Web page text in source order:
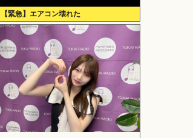
【緊急】エアコン壊れた